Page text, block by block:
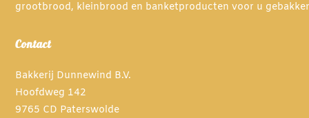
grootbrood, kleinbrood en banketproducten voor u
Contact
Bakkerij Dunnewind B.V.
Hoofdweg 142
9765 CD Paterswolde